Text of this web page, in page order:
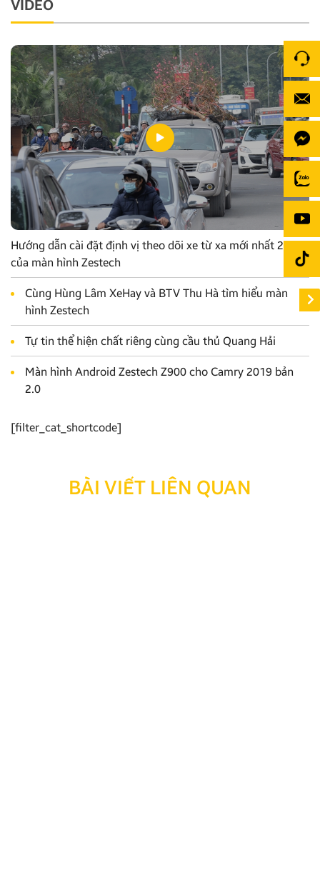
VIDEO
Hướng dẫn cài đặt định vị theo dõi xe từ xa mới nhất 2022
của màn hình Zestech
Cùng Hùng Lâm XeHay và BTV Thu Hà tìm hiểu màn
hình Zestech
Tự tin thể hiện chất riêng cùng cầu thủ Quang Hải
Màn hình Android Zestech Z900 cho Camry 2019 bản
2.0
[filter_cat_shortcode]
BÀI VIẾT LIÊN QUAN